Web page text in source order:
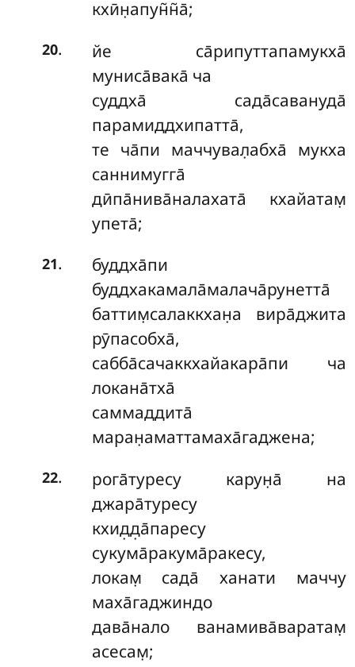
кхӣн̣апун̃н̃а̄;
20.
йе са̄рипуттапамукха̄
муниса̄вака̄ ча
суддха̄ сада̄савануда̄
парамиддхипатта̄,
те ча̄пи маччувал̣абха̄ мукха
саннимугга̄
дӣпа̄нива̄налахата̄ кхайатам̣
упета̄;
21.
буддха̄пи
буддхакамала̄малача̄рунетта̄
баттим̣салаккхан̣а вира̄джита
рӯпасобха̄,
сабба̄сачаккхайакара̄пи ча
локана̄тха̄
саммаддита̄
маран̣аматтамаха̄гаджена;
22.
рога̄туресу карун̣а̄ на
джара̄туресу
кхид̣д̣а̄паресу
сукума̄ракума̄ракесу,
локам̣ сада̄ ханати маччу
маха̄гаджиндо
дава̄нало ванамива̄варатам̣
асесам̣;